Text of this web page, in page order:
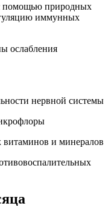
помощью природных
иммунных
ослабления
нервной системы
витаминов и минералов